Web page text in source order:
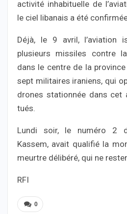
activité inhabituelle de
le ciel libanais a été
Déjà, le 9 avril, l’aviation
plusieurs missiles contre
dans le centre de la
sept militaires iraniens, qui
drones stationnée dans cet
tués.
Lundi soir, le numéro 2
Kassem, avait qualifié la
meurtre délibéré, qui ne
RFI
0